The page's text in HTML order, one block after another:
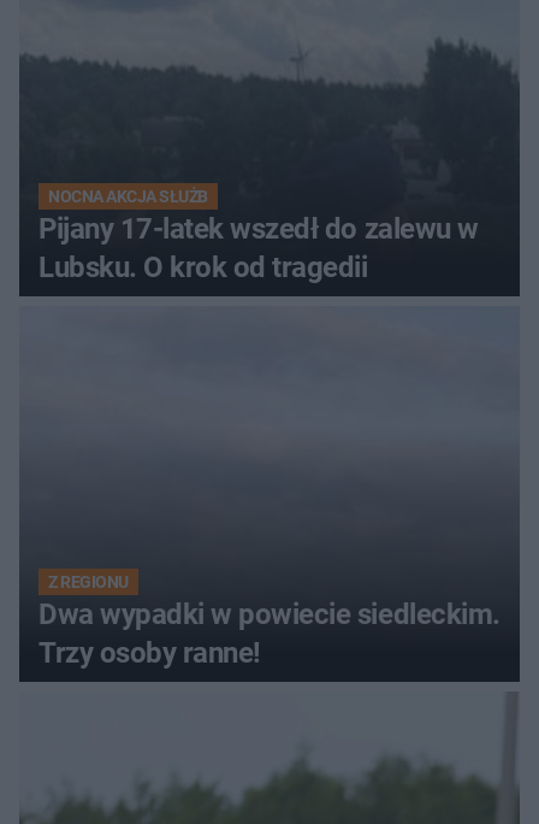
NOCNA AKCJA SŁUŻB
Pijany 17-latek wszedł do zalewu w
Lubsku. O krok od tragedii
Z REGIONU
Dwa wypadki w powiecie siedleckim.
Trzy osoby ranne!